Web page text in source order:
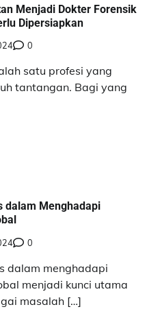
Menjadi Dokter Forensik
Dipersiapkan
0
satu profesi yang
tantangan. Bagi yang
dalam Menghadapi
0
dalam menghadapi
menjadi kunci utama
masalah […]